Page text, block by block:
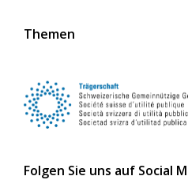
Themen
Folgen Sie uns auf Social